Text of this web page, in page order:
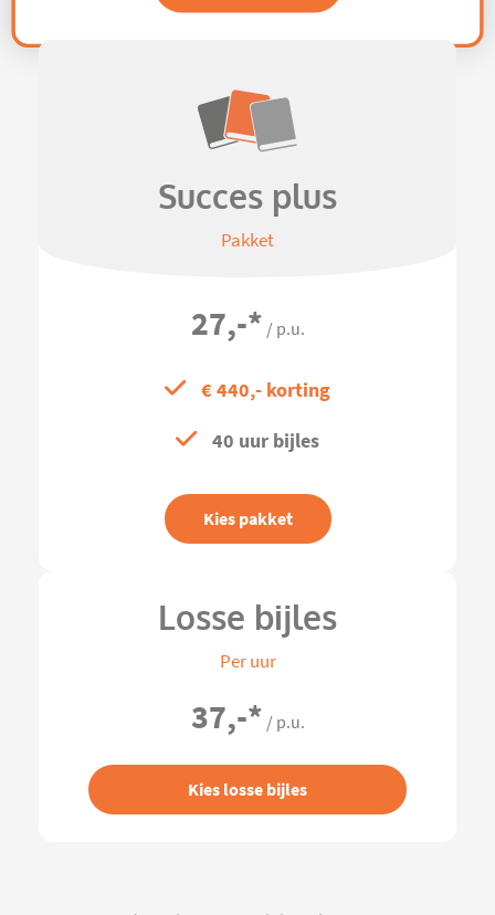
Succes plus
Pakket
27,-* / p.u.
€ 440,- korting
40 uur bijles
Kies pakket
Losse bijles
Per uur
37,-* / p.u.
Kies losse bijles